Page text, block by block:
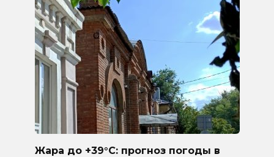
Жара до +39°C: прогноз погоды в